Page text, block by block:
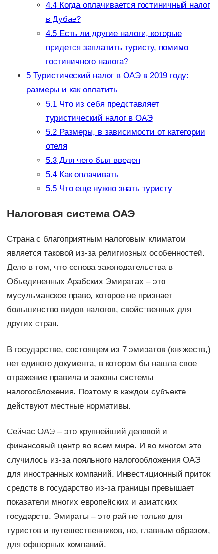
4.4Когда оплачивается гостиничный налог
в Дубае?
4.5Есть ли другие налоги, которые
придется заплатить туристу, помимо
гостиничного налога?
5Туристический налог в ОАЭ в 2019 году:
размеры и как оплатить
5.1Что из себя представляет
туристический налог в ОАЭ
5.2Размеры, в зависимости от категории
отеля
5.3Для чего был введен
5.4Как оплачивать
5.5Что еще нужно знать туристу
Налоговая система ОАЭ
Страна с благоприятным налоговым климатом
является таковой из-за религиозных особенностей.
Дело в том, что основа законодательства в
Объединенных Арабских Эмиратах – это
мусульманское право, которое не признает
большинство видов налогов, свойственных для
других стран.
В государстве, состоящем из 7 эмиратов (княжеств,)
нет единого документа, в котором бы нашла свое
отражение правила и законы системы
налогообложения. Поэтому в каждом субъекте
действуют местные нормативы.
Сейчас ОАЭ – это крупнейший деловой и
финансовый центр во всем мире. И во многом это
случилось из-за лояльного налогообложения ОАЭ
для иностранных компаний. Инвестиционный приток
средств в государство из-за границы превышает
показатели многих европейских и азиатских
государств. Эмираты – это рай не только для
туристов и путешественников, но, главным образом,
для офшорных компаний.